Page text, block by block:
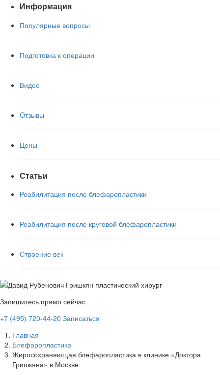
Информация
Популярные вопросы
Подготовка к операции
Видео
Oтзывы
Цены
Статьи
Реабилитация после блефаропластики
Реабилитация после круговой блефаропластики
Строение век
Запишитесь прямо сейчас
+7 (495) 720-44-20 Записаться
Главная
Блефаропластика
Жиросохраняющая блефаропластика в клинике «Доктора
Гришкяна» в Москве